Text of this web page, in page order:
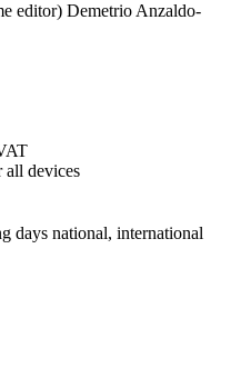
editor) Demetrio Anzaldo-
all devices
days national, international